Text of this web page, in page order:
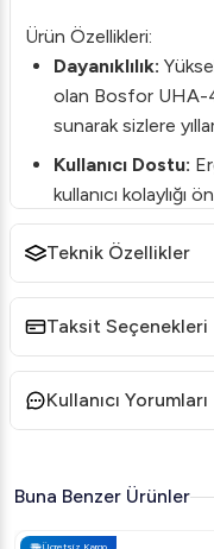
Ürün Özellikleri:
Dayanıklılık:
olan Bosfor UHA-
sunarak sizlere
Kullanıcı Dostu:
kullanıcı kolaylığı
ve verimliliği arttırır.
Hızlı ve Etkili:
hamurlarınızı
tasarruf ederken,
artırmış olursunuz.
Kolay Temizlik:
Kullanım Alanları:
Teknik Özellikler
Taksit Seçenekleri
Kullanıcı Yorumları
Buna Benzer Ürünler
Ücretsiz Kargo